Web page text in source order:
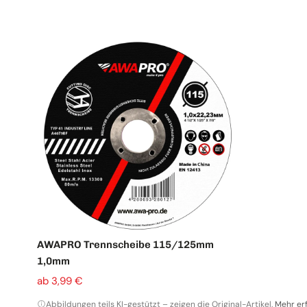
Schleifrollen
Fiberscheiben
Schruppscheiben
Schleifgitter
Klettscheiben
AWAPRO Trennscheibe 115/125mm
1,0mm
ab 3,99 €
Abbildungen teils KI-gestützt – zeigen die Original-Artikel. Mehr